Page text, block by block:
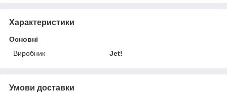
Характеристики
Основні
Виробник
Jet!
Умови доставки